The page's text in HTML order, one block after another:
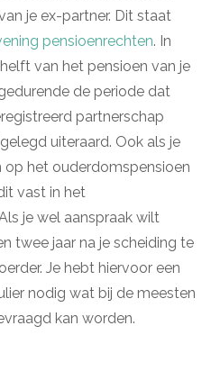
je ex-partner. Dit staat
pensioenrechten. In
van het pensioen van je
de periode dat
partnerschap
uiteraard. Ook als je
op het ouderdomspensioen
vast in het
je wel aanspraak wilt
twee jaar na je scheiding te
Je hebt hiervoor een
nodig wat bij de meesten
kan worden.